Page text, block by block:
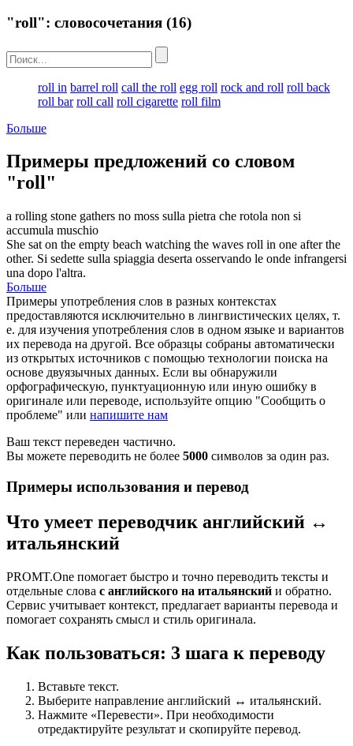
"roll": словосочетания (16)
roll in barrel roll call the roll egg roll rock and roll roll back
roll bar roll call roll cigarette roll film
Больше
Примеры предложений со словом
"roll"
a rolling stone gathers no moss sulla pietra che rotola non si
accumula muschio
She sat on the empty beach watching the waves roll in one after the
other. Si sedette sulla spiaggia deserta osservando le onde infrangersi
una dopo l'altra.
Больше
Примеры употребления слов в разных контекстах
предоставляются исключительно в лингвистических целях, т.
е. для изучения употребления слов в одном языке и вариантов
их перевода на другой. Все образцы собраны автоматически
из открытых источников с помощью технологии поиска на
основе двуязычных данных. Если вы обнаружили
орфографическую, пунктуационную или иную ошибку в
оригинале или переводе, используйте опцию "Сообщить о
проблеме" или напишите нам
Ваш текст переведен частично.
Вы можете переводить не более 5000 символов за один раз.
Примеры использования и перевод
Что умеет переводчик английский ↔
итальянский
PROMT.One помогает быстро и точно переводить тексты и
отдельные слова с английского на итальянский и обратно.
Сервис учитывает контекст, предлагает варианты перевода и
помогает сохранять смысл и стиль оригинала.
Как пользоваться: 3 шага к переводу
Вставьте текст.
Выберите направление английский ↔ итальянский.
Нажмите «Перевести». При необходимости
отредактируйте результат и скопируйте перевод.